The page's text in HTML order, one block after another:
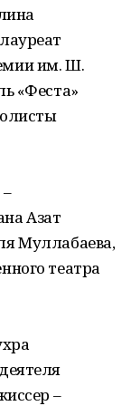
им. Ш.
«Феста»
Азат
Муллабаева,
театра
–